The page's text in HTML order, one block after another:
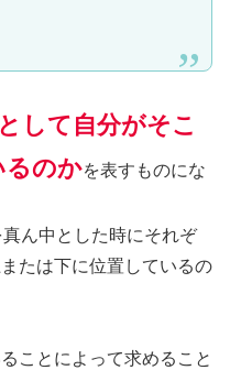
して自分がそこ
るのかを表すものにな
ん中とした時にそれぞ
たは下に位置しているの
ことによって求めること